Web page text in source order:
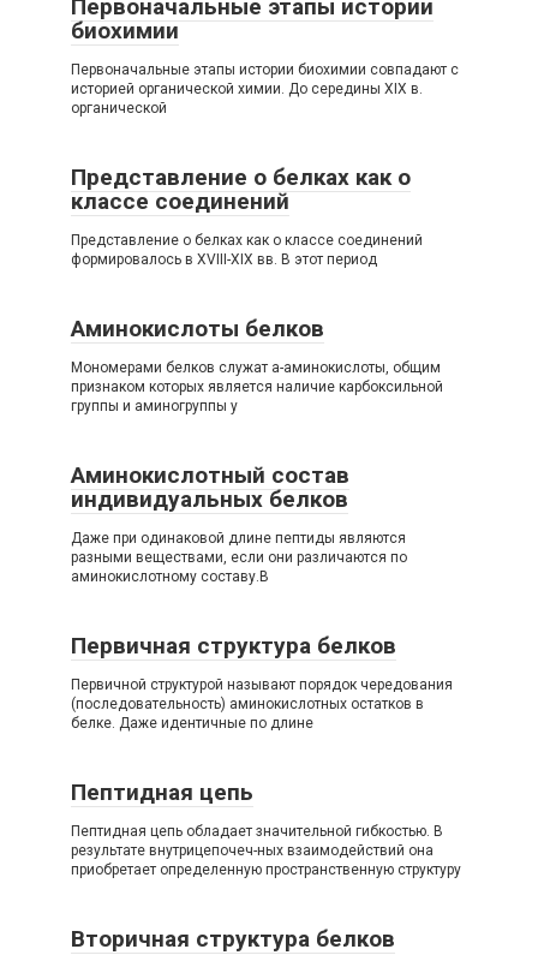
Первоначальные этапы истории
биохимии
Первоначальные этапы истории биохимии совпадают с
историей органической химии. До середины XIX в.
органической
Представление о белках как о
классе соединений
Представление о белках как о классе соединений
формировалось в XVIII-XIX вв. В этот период
Аминокислоты белков
Мономерами белков служат а-аминокислоты, общим
признаком которых является наличие карбоксильной
группы и аминогруппы у
Аминокислотный состав
индивидуальных белков
Даже при одинаковой длине пептиды являются
разными веществами, если они различаются по
аминокислотному составу.В
Первичная структура белков
Первичной структурой называют порядок чередования
(последовательность) аминокислотных остатков в
белке. Даже идентичные по длине
Пептидная цепь
Пептидная цепь обладает значительной гибкостью. В
результате внутрицепочеч-ных взаимодействий она
приобретает определенную пространственную структуру
Вторичная структура белков